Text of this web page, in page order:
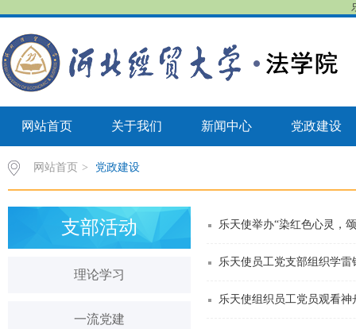
网站首页 关于我们 新闻中心 党政建设
网站首页 > 党政建设
支部活动
理论学习
一流党建
乐天使举办“染红色心灵，
乐天使员工党支部组织学
乐天使组织员工党员观看